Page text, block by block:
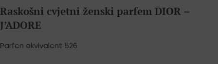
Raskošni cvjetni ženski parfem DIOR –
J’ADORE
Parfen ekvivalent 526